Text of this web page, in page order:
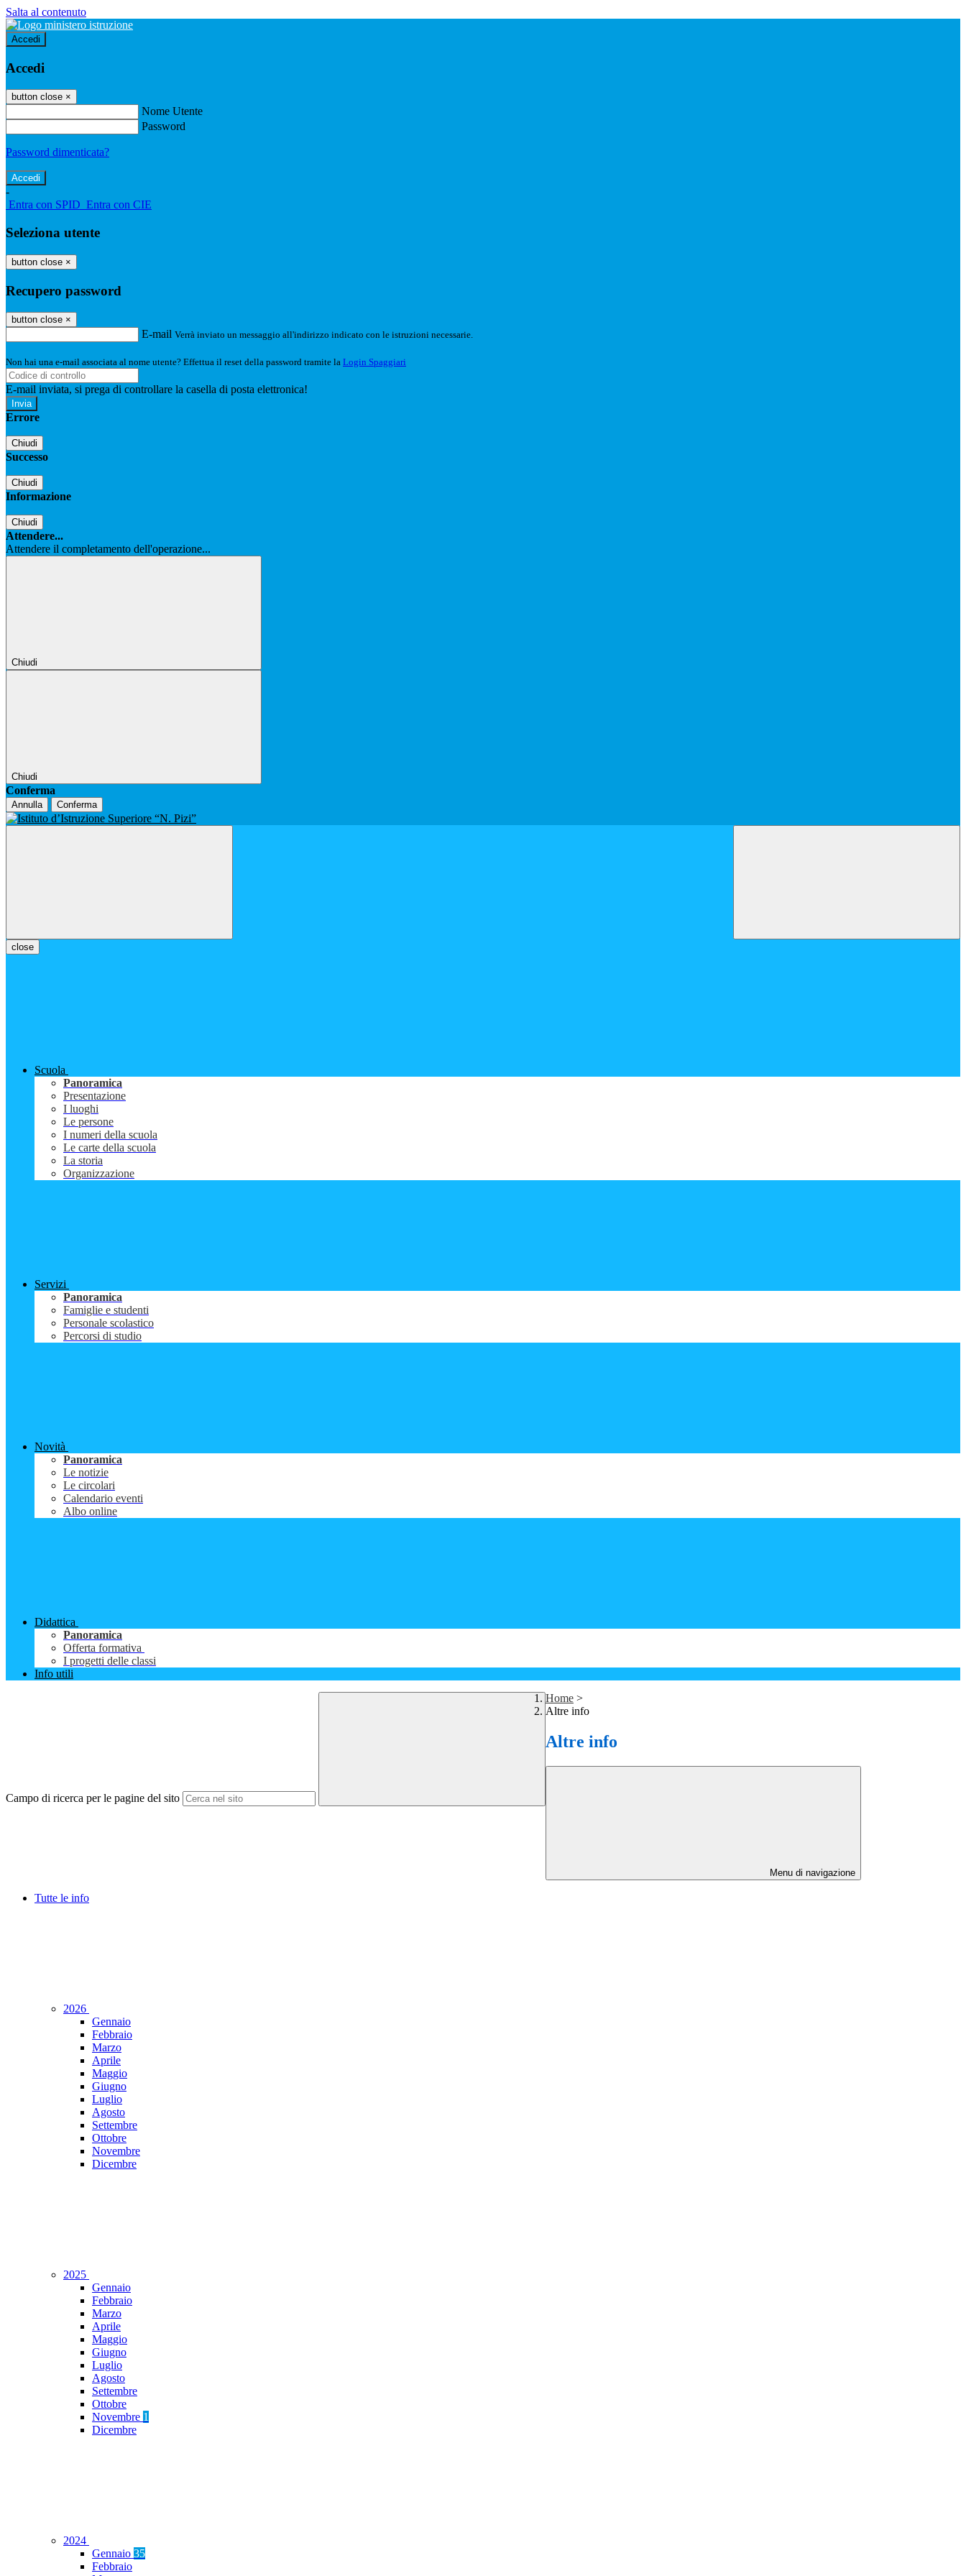
Salta al contenuto
Accedi
Accedi
button close ×
Nome Utente
Password
Password dimenticata?
-
Entra con SPID Entra con CIE
Seleziona utente
button close ×
Recupero password
button close ×
E-mail Verrà inviato un messaggio all'indirizzo indicato con le istruzioni necessarie.
Non hai una e-mail associata al nome utente? Effettua il reset della password tramite la Login Spaggiari
E-mail inviata, si prega di controllare la casella di posta elettronica!
Errore
Chiudi
Successo
Chiudi
Informazione
Chiudi
Attendere...
Attendere il completamento dell'operazione...
Chiudi
Chiudi
Conferma
Annulla Conferma
close
Scuola
Panoramica
Presentazione
I luoghi
Le persone
I numeri della scuola
Le carte della scuola
La storia
Organizzazione
Servizi
Panoramica
Famiglie e studenti
Personale scolastico
Percorsi di studio
Novità
Panoramica
Le notizie
Le circolari
Calendario eventi
Albo online
Didattica
Panoramica
Offerta formativa
I progetti delle classi
Info utili
Campo di ricerca per le pagine del sito
Home >
Altre info
Altre info
Menu di navigazione
Tutte le info
2026
Gennaio
Febbraio
Marzo
Aprile
Maggio
Giugno
Luglio
Agosto
Settembre
Ottobre
Novembre
Dicembre
2025
Gennaio
Febbraio
Marzo
Aprile
Maggio
Giugno
Luglio
Agosto
Settembre
Ottobre
Novembre 1
Dicembre
2024
Gennaio 35
Febbraio